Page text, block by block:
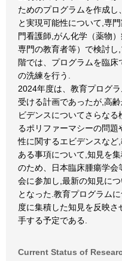
ためのプログラムを作成
と実現可能性について,専
門看護師,がん化学（薬物
専門の教育者等）で検討
階では、プログラムを臨
の洗練を行う.
2024年度は、教育プログ
受ける計画であったが,高
ビデンスについてさらな
るポリファーマシーの問
性に関するエビデンスな
ある事項について,知見を
のため、日本臨床腫瘍学
会に参加し,最新の知見に
となった.教育プログラム
度に集積した知見を反映
手する予定である.
Current Status of